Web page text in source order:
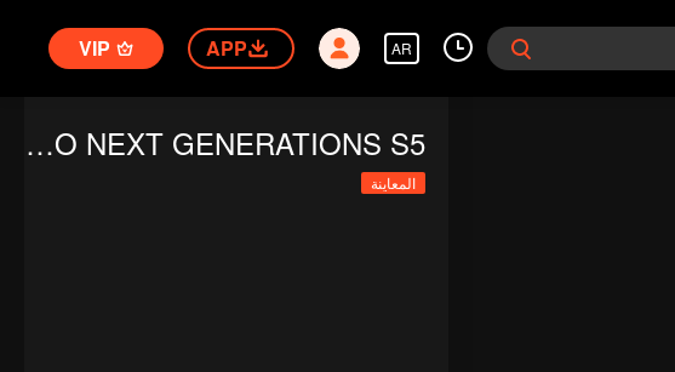
AR
APP
VIP
BORUTO: NARUTO NEXT GENERATIONS S5
المعاينة